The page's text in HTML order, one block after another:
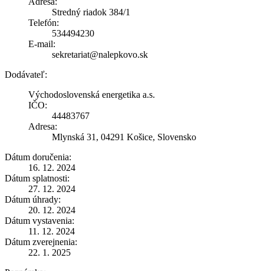
Stredný riadok 384/1
Telefón:
534494230
E-mail:
sekretariat@nalepkovo.sk
Dodávateľ:
Východoslovenská energetika a.s.
IČO:
44483767
Adresa:
Mlynská 31, 04291 Košice, Slovensko
Dátum doručenia:
16. 12. 2024
Dátum splatnosti:
27. 12. 2024
Dátum úhrady:
20. 12. 2024
Dátum vystavenia:
11. 12. 2024
Dátum zverejnenia:
22. 1. 2025